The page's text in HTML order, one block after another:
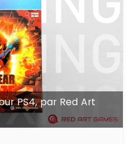
PS4, par Red Art